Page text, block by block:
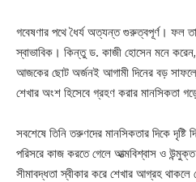
গবেষণার পথে ধৈর্য অত্যন্ত গুরুত্বপূর্ণ। ফল
স্বাভাবিক। কিন্তু ড. কাজী হোসেন মনে করেন,
আজকের ছোট অর্জনই আগামী দিনের বড়
শেখার অংশ হিসেবে গ্রহণ করার মানসিকতা
সবশেষে তিনি তরুণদের মানসিকতার দিকে
পরিসরে কাজ করতে গেলে আত্মবিশ্বাস ও
সীমাবদ্ধতা স্বীকার করে শেখার আগ্রহ থাকলে